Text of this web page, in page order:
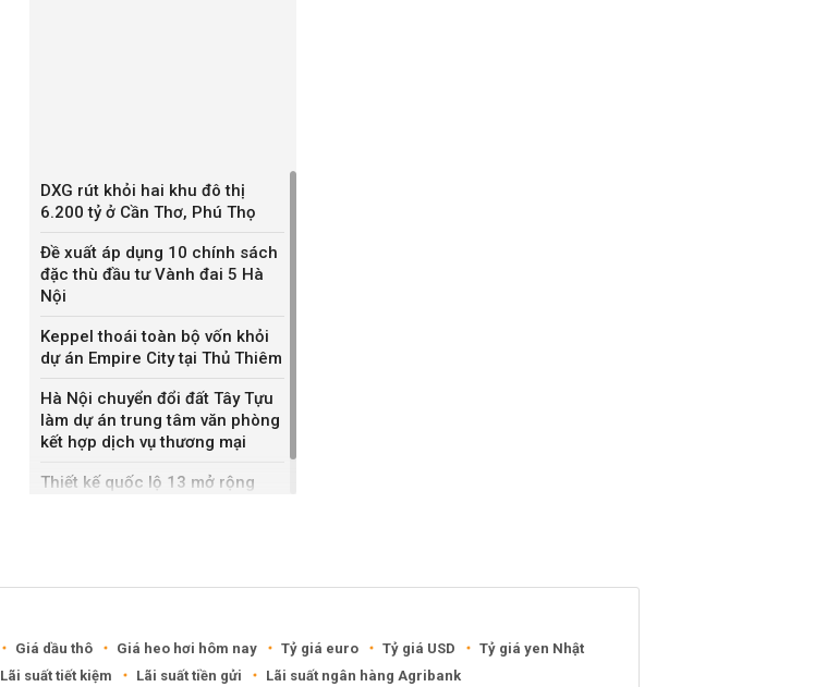
DXG rút khỏi hai khu đô thị
6.200 tỷ ở Cần Thơ, Phú Thọ
Đề xuất áp dụng 10 chính sách
đặc thù đầu tư Vành đai 5 Hà
Nội
Keppel thoái toàn bộ vốn khỏi
dự án Empire City tại Thủ Thiêm
Hà Nội chuyển đổi đất Tây Tựu
làm dự án trung tâm văn phòng
kết hợp dịch vụ thương mại
Thiết kế quốc lộ 13 mở rộng
Giá dầu thô Giá heo hơi hôm nay Tỷ giá euro Tỷ giá USD
Tỷ giá yen Nhật
Lãi suất tiết kiệm Lãi suất tiền gửi Lãi suất ngân hàng Agribank